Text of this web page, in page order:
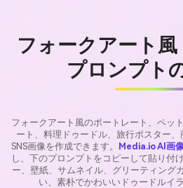
フォークアート風
プロンプト
フォークアート風のポートレート、ペッ
ート、料理ドゥードル、旅行ポスター
SNS画像を作成できます。 Media.io AI画
し、下のプロンプトをコピーして貼り付
ー、壁紙、サムネイル、グリーティング
い、素朴でかわいいドゥードルイ